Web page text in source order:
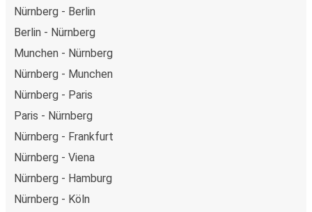
Nürnberg - Berlin
Berlin - Nürnberg
Munchen - Nürnberg
Nürnberg - Munchen
Nürnberg - Paris
Paris - Nürnberg
Nürnberg - Frankfurt
Nürnberg - Viena
Nürnberg - Hamburg
Nürnberg - Köln